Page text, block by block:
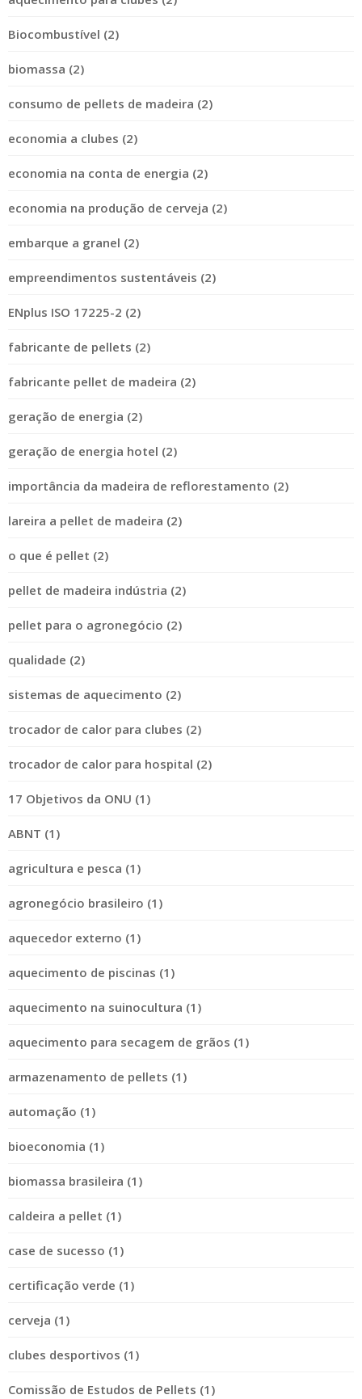
Biocombustível (2)
biomassa (2)
consumo de pellets de madeira (2)
economia a clubes (2)
economia na conta de energia (2)
economia na produção de cerveja (2)
embarque a granel (2)
empreendimentos sustentáveis (2)
ENplus ISO 17225-2 (2)
fabricante de pellets (2)
fabricante pellet de madeira (2)
geração de energia (2)
geração de energia hotel (2)
importância da madeira de reflorestamento (2)
lareira a pellet de madeira (2)
o que é pellet (2)
pellet de madeira indústria (2)
pellet para o agronegócio (2)
qualidade (2)
sistemas de aquecimento (2)
trocador de calor para clubes (2)
trocador de calor para hospital (2)
17 Objetivos da ONU (1)
ABNT (1)
agricultura e pesca (1)
agronegócio brasileiro (1)
aquecedor externo (1)
aquecimento de piscinas (1)
aquecimento na suinocultura (1)
aquecimento para secagem de grãos (1)
armazenamento de pellets (1)
automação (1)
bioeconomia (1)
biomassa brasileira (1)
caldeira a pellet (1)
case de sucesso (1)
certificação verde (1)
cerveja (1)
clubes desportivos (1)
Comissão de Estudos de Pellets (1)